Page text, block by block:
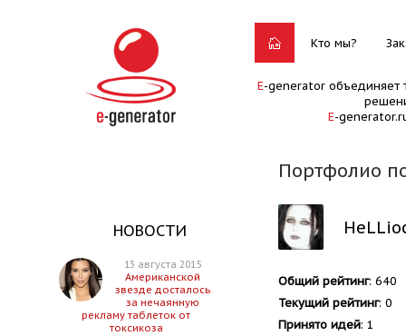
Кто мы?
E-generator объединяет
E-
Портфолио
НОВОСТИ
13 августа 2015
Американской
звезде досталось
за нечаянную
рекламу таблеток от
токсикоза
Общий рейтинг: 640
Текущий рейтинг: 0
Принято идей: 1